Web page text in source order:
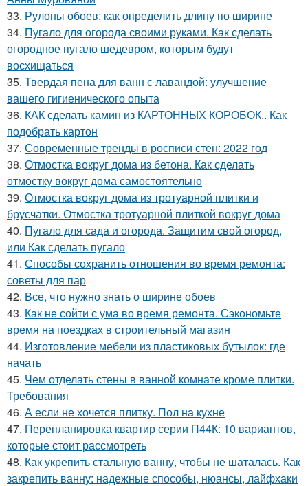
33. Рулоны обоев: как определить длину по ширине
34. Пугало для огорода своими руками. Как сделать
огородное пугало шедевром, которым будут
восхищаться
35. Твердая пена для ванн с лавандой: улучшение
вашего гигиенического опыта
36. КАК сделать камин из КАРТОННЫХ КОРОБОК.. Как
подобрать картон
37. Современные тренды в росписи стен: 2022 год
38. Отмостка вокруг дома из бетона. Как сделать
отмостку вокруг дома самостоятельно
39. Отмостка вокруг дома из тротуарной плитки и
брусчатки. Отмостка тротуарной плиткой вокруг дома
40. Пугало для сада и огорода. Защитим свой огород,
или Как сделать пугало
41. Способы сохранить отношения во время ремонта:
советы для пар
42. Все, что нужно знать о ширине обоев
43. Как не сойти с ума во время ремонта. Сэкономьте
время на поездках в строительный магазин
44. Изготовление мебели из пластиковых бутылок: где
начать
45. Чем отделать стены в ванной комнате кроме плитки.
Требования
46. А если не хочется плитку. Пол на кухне
47. Перепланировка квартир серии П44К: 10 вариантов,
которые стоит рассмотреть
48. Как укрепить стальную ванну, чтобы не шаталась. Как
закрепить ванну: надежные способы, нюансы, лайфхаки